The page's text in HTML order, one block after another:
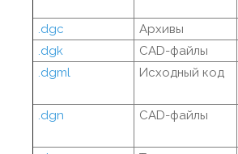
.dgc
Архивы
.dgk
CAD-файлы
.dgml
Исходный код
.dgn
CAD-файлы